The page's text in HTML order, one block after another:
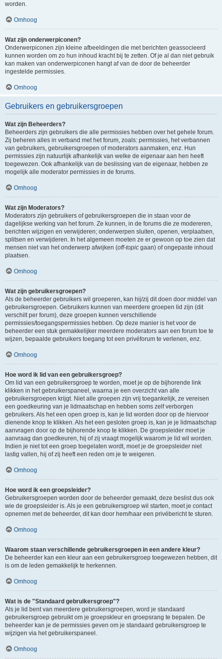
worden.
Omhoog
Wat zijn onderwerpiconen?
Onderwerpiconen zijn kleine afbeeldingen die met berichten geassocieerd
kunnen worden om zo hun inhoud kracht bij te zetten. Of je al dan niet gebruik
kan maken van onderwerpiconen hangt af van de door de beheerder
ingestelde permissies.
Omhoog
Gebruikers en gebruikersgroepen
Wat zijn Beheerders?
Beheerders zijn gebruikers die alle permissies hebben over het gehele forum.
Zij beheren alles in verband met het forum, zoals: permissies, het verbannen
van gebruikers, gebruikersgroepen of moderators aanmaken, enz. Hun
permissies zijn natuurlijk afhankelijk van welke de eigenaar aan hen heeft
toegewezen. Ook afhankelijk van de beslissing van de eigenaar, hebben ze
mogelijk alle moderator permissies in de forums.
Omhoog
Wat zijn Moderators?
Moderators zijn gebruikers of gebruikersgroepen die in staan voor de
dagelijkse werking van het forum. Ze kunnen, in de forums die ze modereren,
berichten wijzigen en verwijderen; onderwerpen sluiten, openen, verplaatsen,
splitsen en verwijderen. In het algemeen moeten ze er gewoon op toe zien dat
mensen niet van het onderwerp afwijken (off-topic gaan) of ongepaste inhoud
plaatsen.
Omhoog
Wat zijn gebruikersgroepen?
Als de beheerder gebruikers wil groeperen, kan hij/zij dit doen door middel van
gebruikersgroepen. Gebruikers kunnen van meerdere groepen lid zijn (dit
verschilt per forum), deze groepen kunnen verschillende
permissies/toegangspermissies hebben. Op deze manier is het voor de
beheerder een stuk gemakkelijker meerdere moderators aan een forum toe te
wijzen, bepaalde gebruikers toegang tot een privéforum te verlenen, enz.
Omhoog
Hoe word ik lid van een gebruikersgroep?
Om lid van een gebruikersgroep te worden, moet je op de bijhorende link
klikken in het gebruikerspaneel, waarna je een overzicht van alle
gebruikersgroepen krijgt. Niet alle groepen zijn vrij toegankelijk, ze vereisen
een goedkeuring van je lidmaatschap en hebben soms zelf verborgen
gebruikers. Als het een open groep is, kan je lid worden door op de hiervoor
dienende knop te klikken. Als het een gesloten groep is, kan je je lidmaatschap
aanvragen door op de bijhorende knop te klikken. De groepsleider moet je
aanvraag dan goedkeuren, hij of zij vraagt mogelijk waarom je lid wil worden.
Indien je niet tot een groep toegelaten wordt, moet je de groepsleider niet
lastig vallen, hij of zij heeft een reden om je te weigeren.
Omhoog
Hoe word ik een groepsleider?
Gebruikersgroepen worden door de beheerder gemaakt, deze beslist dus ook
wie de groepsleider is. Als je een gebruikersgroep wil starten, moet je contact
opnemen met de beheerder, dit kan door hem/haar een privébericht te sturen.
Omhoog
Waarom staan verschillende gebruikersgroepen in een andere kleur?
De beheerder kan een kleur aan een gebruikersgroep toegewezen hebben, dit
is om de leden gemakkelijk te herkennen.
Omhoog
Wat is de "Standaard gebruikersgroep"?
Als je lid bent van meerdere gebruikersgroepen, word je standaard
gebruikersgroep gebruikt om je groepskleur en groepsrang te bepalen. De
beheerder kan je de permissies geven om je standaard gebruikersgroep te
wijzigen via het gebruikerspaneel.
Omhoog